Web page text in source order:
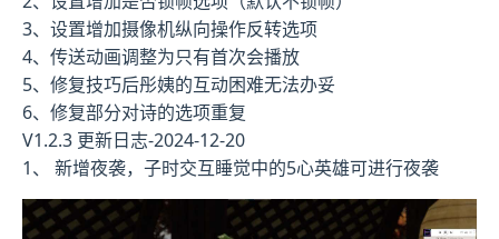
3、设置增加摄像机纵向操作反转选项
4、传送动画调整为只有首次会播放
5、修复技巧后彤姨的互动困难无法办妥
6、修复部分对诗的选项重复
V1.2.3 更新日志-2024-12-20
1、 新增夜袭，子时交互睡觉中的5心英雄可进行夜袭